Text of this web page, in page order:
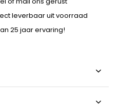
leverbaar uit voorraad
25 jaar ervaring!